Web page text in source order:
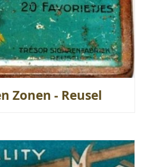
Zonen - Reusel